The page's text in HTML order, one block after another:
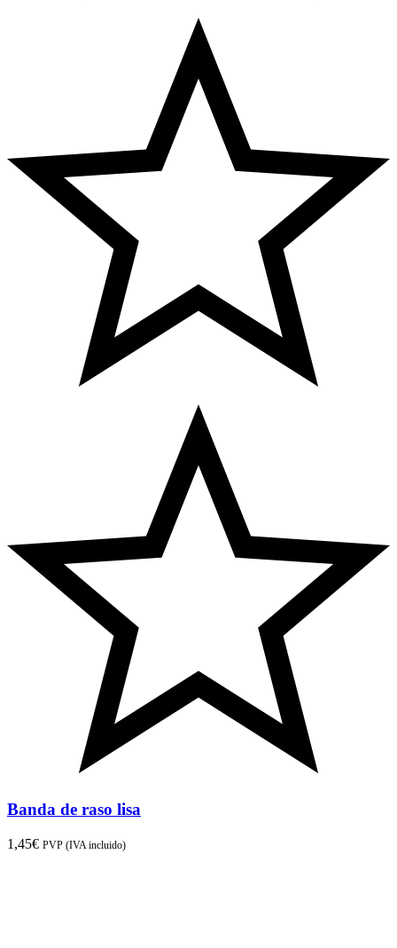
Banda de raso lisa
1,45€ PVP (IVA incluido)